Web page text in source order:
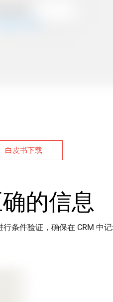
白皮书下载
的信息
条件验证，确保在 CRM 中